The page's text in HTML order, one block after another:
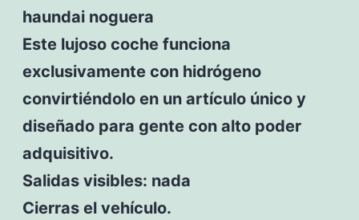
haundai noguera
Este lujoso coche funciona
exclusivamente con hidrógeno
convirtiéndolo en un artículo único y
diseñado para gente con alto poder
adquisitivo.
Salidas visibles: nada
Cierras el vehículo.